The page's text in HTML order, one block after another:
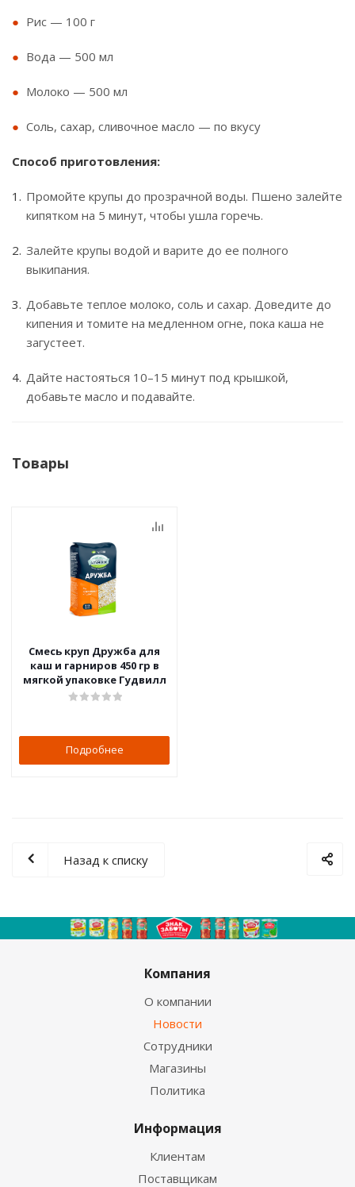
Рис — 100 г
Вода — 500 мл
Молоко — 500 мл
Соль, сахар, сливочное масло — по вкусу
Способ приготовления:
Промойте крупы до прозрачной воды. Пшено залейте
кипятком на 5 минут, чтобы ушла горечь.
Залейте крупы водой и варите до ее полного
выкипания.
Добавьте теплое молоко, соль и сахар. Доведите до
кипения и томите на медленном огне, пока каша не
загустеет.
Дайте настояться 10–15 минут под крышкой,
добавьте масло и подавайте.
Товары
Смесь круп Дружба для
каш и гарниров 450 гр в
мягкой упаковке Гудвилл
Подробнее
Назад к списку
Компания
О компании
Новости
Сотрудники
Магазины
Политика
Информация
Клиентам
Поставщикам